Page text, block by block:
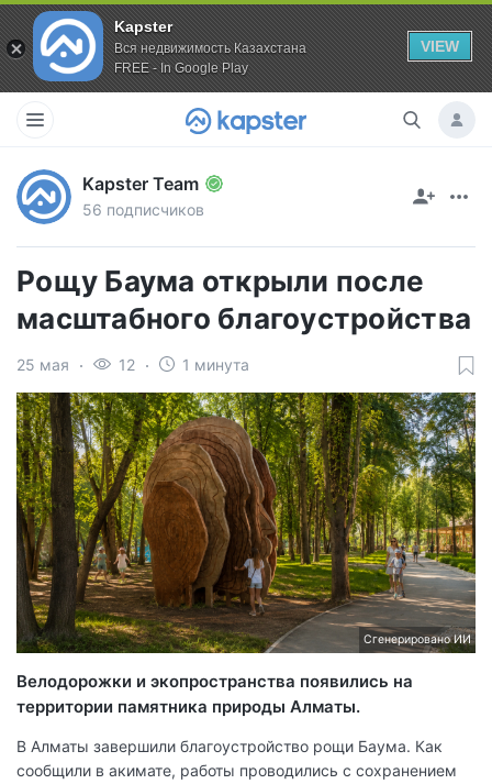
Kapster
Вся недвижимость Казахстана
FREE - In Google Play
VIEW
Kapster Team
56 подписчиков
Рощу Баума открыли после
масштабного благоустройства
25 мая 12 1 минута
Сгенерировано ИИ
Велодорожки и экопространства появились на
территории памятника природы Алматы.
В Алматы завершили благоустройство рощи Баума. Как
сообщили в акимате, работы проводились с сохранением